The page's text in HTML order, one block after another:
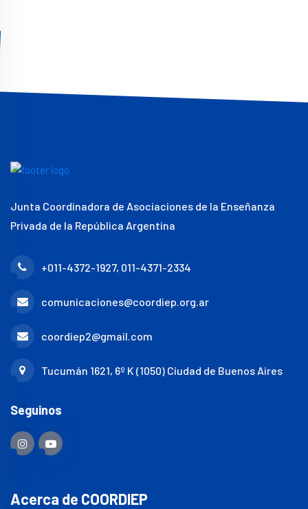
Junta Coordinadora de Asociaciones de la Enseñanza
Privada de la República Argentina
+011-4372-1927, 011-4371-2334
comunicaciones@coordiep.org.ar
coordiep2@gmail.com
Tucumán 1621, 6º K (1050) Ciudad de Buenos Aires
Seguinos
Acerca de COORDIEP